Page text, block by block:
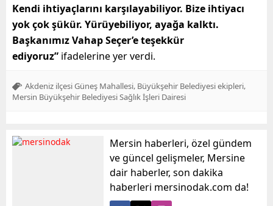
Kendi ihtiyaçlarını karşılayabiliyor. Bize ihtiyacı
yok çok şükür. Yürüyebiliyor, ayağa kalktı.
Başkanımız Vahap Seçer’e teşekkür
ediyoruz” ifadelerine yer verdi.
Akdeniz ilçesi Güneş Mahallesi Büyükşehir Belediyesi ekipleri
Mersin Büyükşehir Belediyesi Sağlık İşleri Dairesi
Mersin haberleri, özel gündem
ve güncel gelişmeler, Mersine
dair haberler, son dakika
haberleri mersinodak.com da!